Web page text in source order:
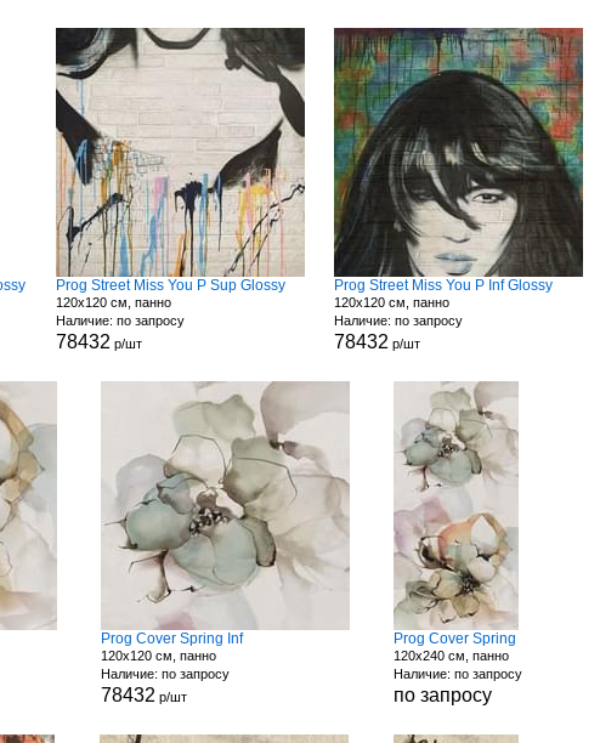
Prog Street Miss You P Sup Glossy
120x120 см, панно
Наличие: по запросу
78432 р/шт
Prog Street Miss You P Inf Glossy
120x120 см, панно
Наличие: по запросу
78432 р/шт
Prog Cover Spring Inf
120x120 см, панно
Наличие: по запросу
78432 р/шт
Prog Cover Spring
120x240 см, панно
Наличие: по запросу
по запросу